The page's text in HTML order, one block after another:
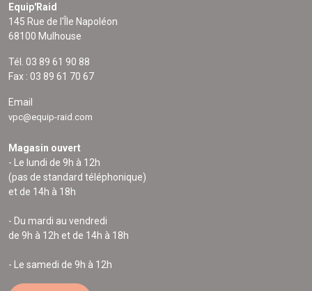
Equip'Raid
145 Rue de l'Île Napoléon
68100 Mulhouse
Tél. 03 89 61 90 88
Fax : 03 89 61 70 67
Email
vpc@equip-raid.com
Magasin ouvert
- Le lundi de 9h à 12h
(pas de standard téléphonique)
et de 14h à 18h
- Du mardi au vendredi
de 9h à 12h et de 14h à 18h
- Le samedi de 9h à 12h